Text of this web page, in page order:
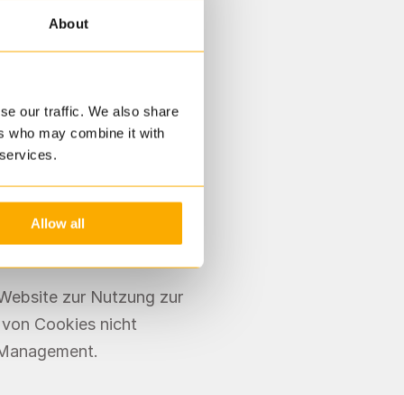
About
our traffic. We also share
who may combine it with
Allow all
zur Nutzung zur
Cookies nicht